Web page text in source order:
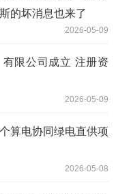
的坏消息也来了
2026-05-09
限公司成立 注册资
2026-05-09
算电协同绿电直供项
2026-05-08